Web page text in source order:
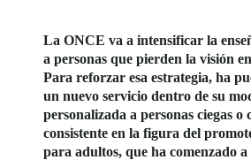
La ONCE va a intensificar la
a personas que pierden la visión
Para reforzar esa estrategia, ha
un nuevo servicio dentro de su
personalizada a personas ciegas o
consistente en la figura del
para adultos, que ha comenzado